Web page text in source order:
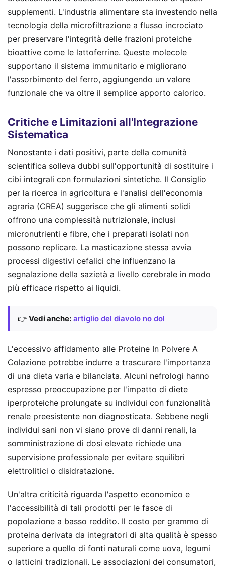
supplementi. L'industria alimentare sta investendo nella
tecnologia della microfiltrazione a flusso incrociato
per preservare l'integrità delle frazioni proteiche
bioattive come le lattoferrine. Queste molecole
supportano il sistema immunitario e migliorano
l'assorbimento del ferro, aggiungendo un valore
funzionale che va oltre il semplice apporto calorico.
Critiche e Limitazioni all'Integrazione
Sistematica
Nonostante i dati positivi, parte della comunità
scientifica solleva dubbi sull'opportunità di sostituire i
cibi integrali con formulazioni sintetiche. Il Consiglio
per la ricerca in agricoltura e l'analisi dell'economia
agraria (CREA) suggerisce che gli alimenti solidi
offrono una complessità nutrizionale, inclusi
micronutrienti e fibre, che i preparati isolati non
possono replicare. La masticazione stessa avvia
processi digestivi cefalici che influenzano la
segnalazione della sazietà a livello cerebrale in modo
più efficace rispetto ai liquidi.
👉 Vedi anche: artiglio del diavolo no dol
L'eccessivo affidamento alle Proteine In Polvere A
Colazione potrebbe indurre a trascurare l'importanza
di una dieta varia e bilanciata. Alcuni nefrologi hanno
espresso preoccupazione per l'impatto di diete
iperproteiche prolungate su individui con funzionalità
renale preesistente non diagnosticata. Sebbene negli
individui sani non vi siano prove di danni renali, la
somministrazione di dosi elevate richiede una
supervisione professionale per evitare squilibri
elettrolitici o disidratazione.
Un'altra criticità riguarda l'aspetto economico e
l'accessibilità di tali prodotti per le fasce di
popolazione a basso reddito. Il costo per grammo di
proteina derivata da integratori di alta qualità è spesso
superiore a quello di fonti naturali come uova, legumi
o latticini tradizionali. Le associazioni dei consumatori,